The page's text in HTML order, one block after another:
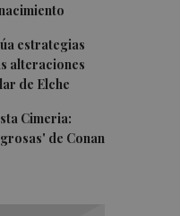
estrategias
alteraciones
de Elche
Cimeria:
de Conan